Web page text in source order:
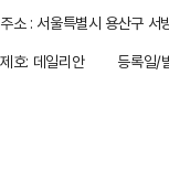
주소 : 서울특별시 용산구
제호: 데일리안
등록일/